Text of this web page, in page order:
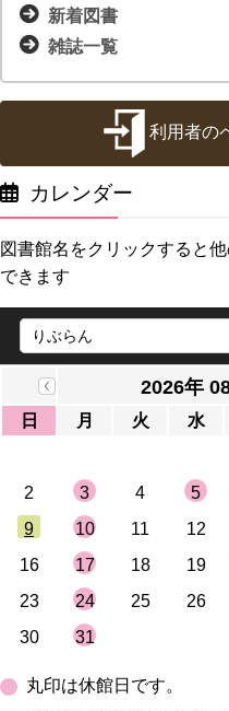
新着図書
雑誌一覧
利用者の
カレンダー
図書館名をクリックすると
できます
2026年
日 月 火 水
2
3 4 5
9
10 11 12
16
17 18 19
23
24 25 26
30
31
丸印は休館日です。